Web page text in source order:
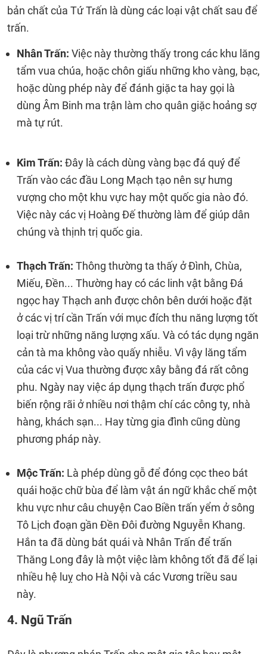
bản chất của Tứ Trấn là dùng các loại vật chất sau để
trấn.
Nhân Trấn: Việc này thường thấy trong các khu lăng
tẩm vua chúa, hoặc chôn giấu những kho vàng, bạc,
hoặc dùng phép này để đánh giặc ta hay gọi là
dùng Âm Binh ma trận làm cho quân giặc hoảng sợ
mà tự rút.
Kim Trấn: Đây là cách dùng vàng bạc đá quý để
Trấn vào các đầu Long Mạch tạo nên sự hưng
vượng cho một khu vực hay một quốc gia nào đó.
Việc này các vị Hoàng Đế thường làm để giúp dân
chúng và thịnh trị quốc gia.
Thạch Trấn: Thông thường ta thấy ở Đình, Chùa,
Miếu, Đền... Thường hay có các linh vật bằng Đá
ngọc hay Thạch anh được chôn bên dưới hoặc đặt
ở các vị trí cần Trấn với mục đích thu năng lượng tốt
loại trừ những năng lượng xấu. Và có tác dụng ngăn
cản tà ma không vào quấy nhiễu. Vì vậy lăng tẩm
của các vị Vua thường được xây bằng đá rất công
phu. Ngày nay việc áp dụng thạch trấn được phổ
biến rộng rãi ở nhiều nơi thậm chí các công ty, nhà
hàng, khách sạn... Hay từng gia đình cũng dùng
phương pháp này.
Mộc Trấn: Là phép dùng gỗ để đóng cọc theo bát
quái hoặc chữ bùa để làm vật án ngữ khắc chế một
khu vực như câu chuyện Cao Biền trấn yểm ở sông
Tô Lịch đoạn gần Đền Đôi đường Nguyễn Khang.
Hắn ta đã dùng bát quái và Nhân Trấn để trấn
Thăng Long đây là một việc làm không tốt đã để lại
nhiều hệ luỵ cho Hà Nội và các Vương triều sau
này.
4. Ngũ Trấn